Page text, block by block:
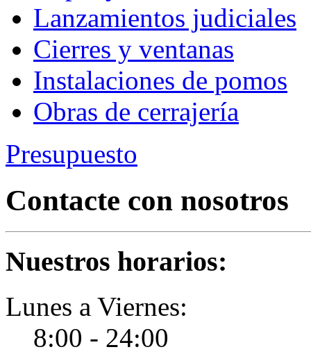
Lanzamientos judiciales
Cierres y ventanas
Instalaciones de pomos
Obras de cerrajería
Presupuesto
Contacte con nosotros
Nuestros horarios:
Lunes a Viernes:
8:00 - 24:00